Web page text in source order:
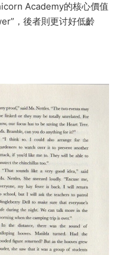
Academy的核心價值
，後者則更讨好低齡